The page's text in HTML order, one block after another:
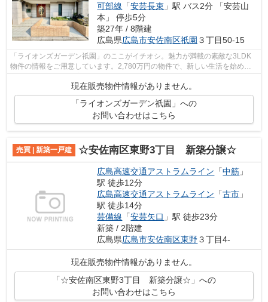
可部線 「安芸長束 」駅 バス2分 「安芸山
本」 停歩5分
築27年 / 8階建
広島県広島市安佐南区祇園 ３丁目50-15
「ライオンズガーデン祇園」のここがイチオシ。魅力が満載の素敵な3LDK
物件の情報をご用意しています。2,780万円の物件で、新しい生活を始めま
しょう。32.2平米の広さのバルコニー面積...
現在販売物件情報がありません。
「ライオンズガーデン祇園」への
お問い合わせはこちら
売買 | 新築一戸建 ☆安佐南区東野3丁目 新築分譲☆
広島高速交通アストラムライン 「中筋 」
駅 徒歩12分
広島高速交通アストラムライン 「古市 」
駅 徒歩14分
芸備線 「安芸矢口 」駅 徒歩23分
新築 / 2階建
広島県広島市安佐南区東野３丁目4-
現在販売物件情報がありません。
「☆安佐南区東野3丁目 新築分譲☆」への
お問い合わせはこちら